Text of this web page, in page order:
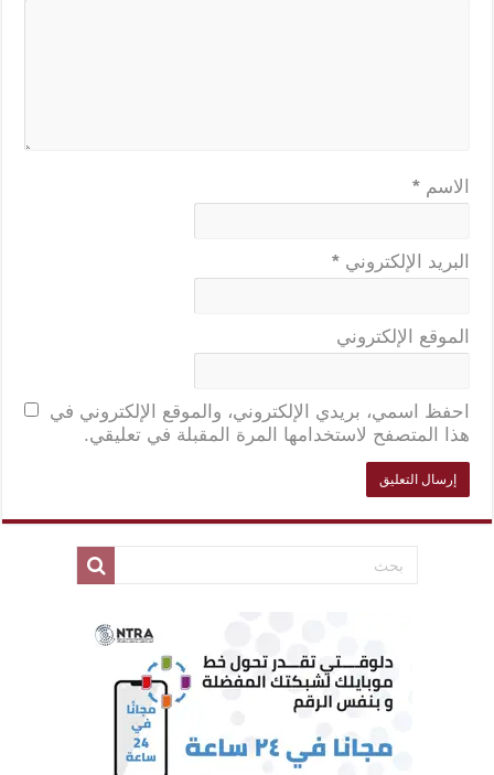
الاسم *
البريد الإلكتروني *
الموقع الإلكتروني
احفظ اسمي، بريدي الإلكتروني، والموقع الإلكتروني في
هذا المتصفح لاستخدامها المرة المقبلة في تعليقي.